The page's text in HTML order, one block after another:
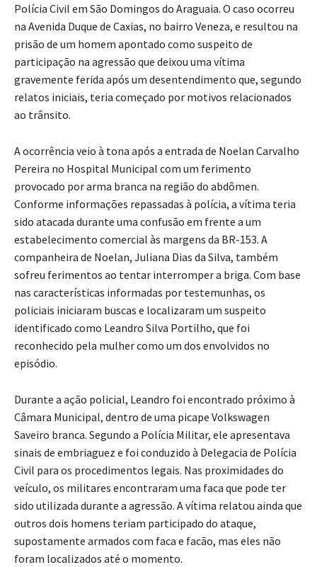
Polícia Civil em São Domingos do Araguaia. O caso ocorreu
na Avenida Duque de Caxias, no bairro Veneza, e resultou na
prisão de um homem apontado como suspeito de
participação na agressão que deixou uma vítima
gravemente ferida após um desentendimento que, segundo
relatos iniciais, teria começado por motivos relacionados
ao trânsito.
A ocorrência veio à tona após a entrada de Noelan Carvalho
Pereira no Hospital Municipal com um ferimento
provocado por arma branca na região do abdômen.
Conforme informações repassadas à polícia, a vítima teria
sido atacada durante uma confusão em frente a um
estabelecimento comercial às margens da BR-153. A
companheira de Noelan, Juliana Dias da Silva, também
sofreu ferimentos ao tentar interromper a briga. Com base
nas características informadas por testemunhas, os
policiais iniciaram buscas e localizaram um suspeito
identificado como Leandro Silva Portilho, que foi
reconhecido pela mulher como um dos envolvidos no
episódio.
Durante a ação policial, Leandro foi encontrado próximo à
Câmara Municipal, dentro de uma picape Volkswagen
Saveiro branca. Segundo a Polícia Militar, ele apresentava
sinais de embriaguez e foi conduzido à Delegacia de Polícia
Civil para os procedimentos legais. Nas proximidades do
veículo, os militares encontraram uma faca que pode ter
sido utilizada durante a agressão. A vítima relatou ainda que
outros dois homens teriam participado do ataque,
supostamente armados com faca e facão, mas eles não
foram localizados até o momento.